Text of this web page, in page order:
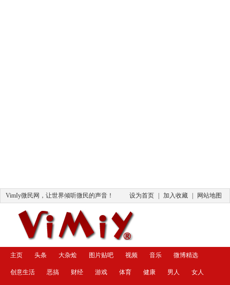
VimIy微民网，让世界倾听微民的声音！ 设为首页 加入收藏 网站地图
主页 头条 大杂烩 图片贴吧 视频 音乐 微博精选
创意生活 恶搞 财经 游戏 体育 健康 男人 女人